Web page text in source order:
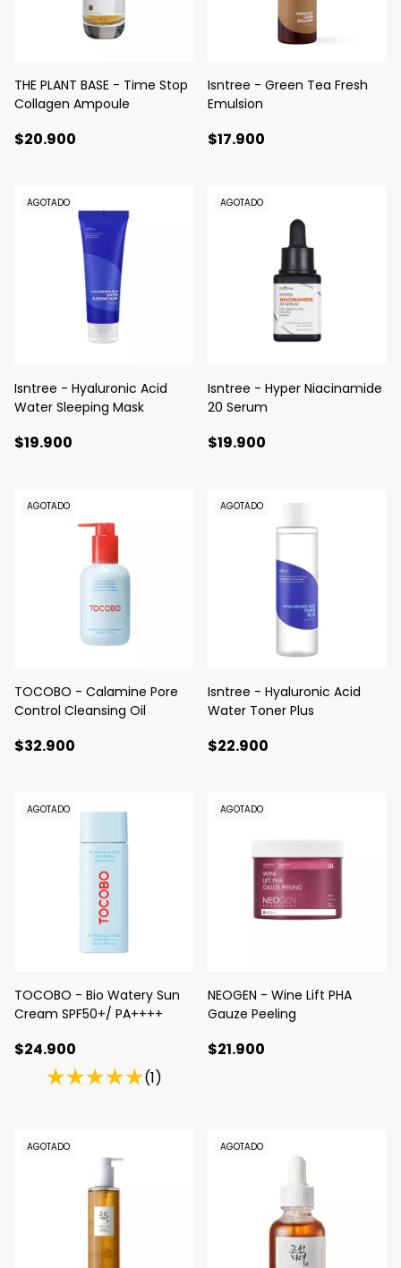
THE PLANT BASE - Time Stop
Collagen Ampoule
$20.900
Isntree - Green Tea Fresh
Emulsion
$17.900
AGOTADO
Isntree - Hyaluronic Acid
Water Sleeping Mask
$19.900
AGOTADO
Isntree - Hyper Niacinamide
20 Serum
$19.900
AGOTADO
TOCOBO - Calamine Pore
Control Cleansing Oil
$32.900
AGOTADO
Isntree - Hyaluronic Acid
Water Toner Plus
$22.900
AGOTADO
TOCOBO - Bio Watery Sun
Cream SPF50+/ PA++++
$24.900
(1)
AGOTADO
NEOGEN - Wine Lift PHA
Gauze Peeling
$21.900
AGOTADO AGOTADO